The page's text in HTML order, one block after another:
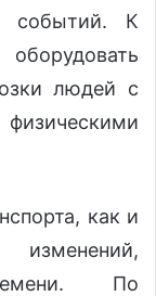
событий. К
людей с
как и
По